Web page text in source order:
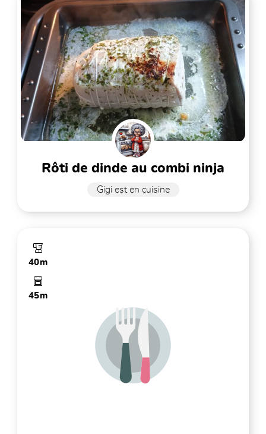
rôti de dinde au combi ninja
Gigi est en cuisine
40m
45m